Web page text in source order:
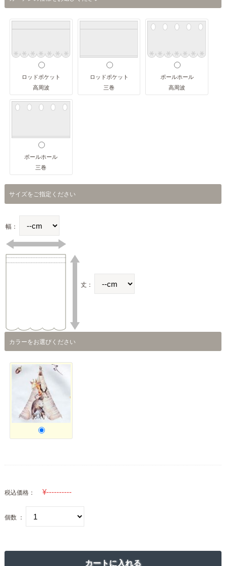
ロッドポケット
高周波
ロッドポケット
三巻
ポールホール
高周波
ポールホール
三巻
サイズをご指定ください
幅：
丈：
カラーをお選びください
税込価格：
個数 ：